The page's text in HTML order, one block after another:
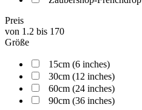
Preis
von 1.2 bis 170
Größe
15cm (6 inches)
30cm (12 inches)
60cm (24 inches)
90cm (36 inches)